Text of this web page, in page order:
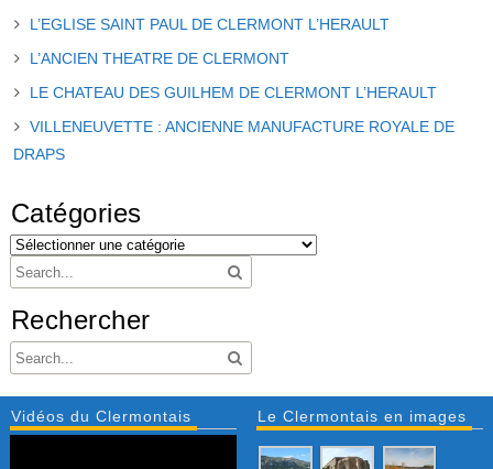
L’EGLISE SAINT PAUL DE CLERMONT L’HERAULT
L’ANCIEN THEATRE DE CLERMONT
LE CHATEAU DES GUILHEM DE CLERMONT L’HERAULT
VILLENEUVETTE : ANCIENNE MANUFACTURE ROYALE DE
DRAPS
Catégories
Rechercher
Vidéos du Clermontais
Le Clermontais en images